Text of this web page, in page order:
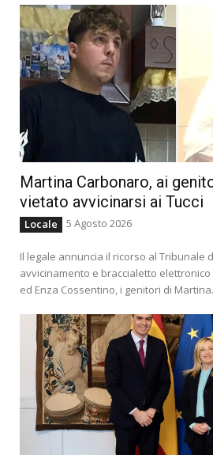
Martina Carbonaro, ai
vietato avvicinarsi ai Tucci
Locale 5 Agosto 2026
Il legale annuncia il ricorso al Tribunale
avvicinamento e braccialetto
ed Enza Cossentino, i genitori di